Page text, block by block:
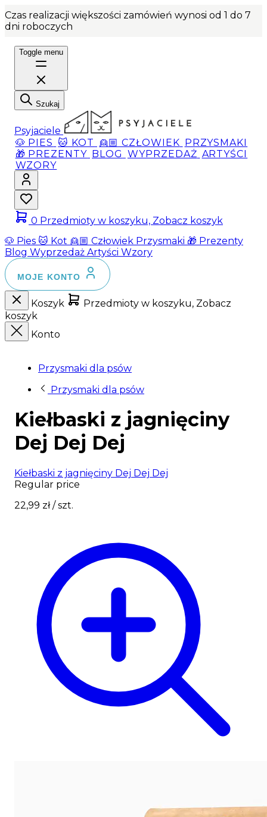
Czas realizacji większości zamówień wynosi od 1 do 7
dni roboczych
Toggle menu
Szukaj
Psyjaciele
🐶 PIES 🐱 KOT 👱🏼 CZŁOWIEK PRZYSMAKI
🎁 PREZENTY BLOG WYPRZEDAŻ ARTYŚCI
WZORY
0 Przedmioty w koszyku, Zobacz koszyk
🐶 Pies 🐱 Kot 👱🏼 Człowiek Przysmaki 🎁 Prezenty
Blog Wyprzedaż Artyści Wzory
MOJE KONTO
Koszyk
Przedmioty w koszyku, Zobacz
koszyk
Konto
Przysmaki dla psów
Przysmaki dla psów
Kiełbaski z jagnięciny
Dej Dej Dej
Kiełbaski z jagnięciny Dej Dej Dej
Regular price
22,99 zł/ szt.